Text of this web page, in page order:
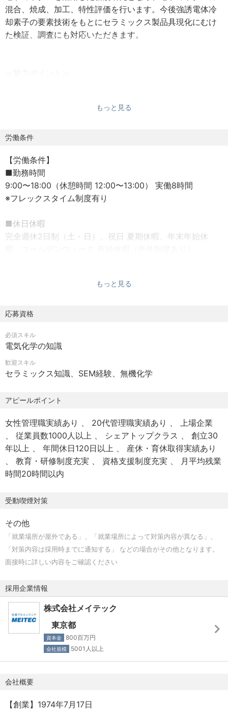
混合、焼成、加工、特性評価を行います。今後強誘電体冷
却素子の要素技術をもとにセラミックス製品具現化にむけ
た検証、調査にも対応いただきます。
て頂きます。
業務。詳細は就業条件明示書に記載。
もっと見る
労働条件
【労働条件】
■勤務時間
9:00〜18:00（休憩時間 12:00〜13:00） 実働8時間
※フレックスタイム制度有り
■休日休暇
完全週休2日制（土・日）、祝日 夏期休暇、年末年始休
■残業
【福利厚生】
■住宅
社宅制度（家族社宅・単身社宅・独身社宅※費用は月2万
住宅利子補給制度
■加入保険
社会保険完備（健康保険組合、厚⽣年⾦保険、雇⽤保険、
労災保険、介護保険）
■労働組合
通勤手当
超過勤務手当（全額支給）※サービス残業なし
地域⼿当（扶養者の有無や地域により⽉1万3300円〜4万
2900円）
単身赴任手当（有配偶者月8万円、無配偶者月4万円）
帰省⼿当（単⾝赴任先から⾃宅まで⽉2回分の往復交通費）
転勤⼀時⾦
■健康保険組合
社員持株制度（奨励金5％付加）、財形貯蓄奨励金制度（奨
もっと見る
応募資格
必須スキル
電気化学の知識
歓迎スキル
セラミックス知識、SEM経験、無機化学
アピールポイント
女性管理職実績あり 20代管理職実績あり
上場企業
従業員数1000人以上
シェアトップクラス
創立30
年以上
年間休日120日以上
産休・育休取得実績あり
教育・研修制度充実
資格支援制度充実
月平均残業
時間20時間以内
受動喫煙対策
その他
「就業場所が屋外である」、「就業場所によって対策内容が異なる」、
「対策内容は採用時までに通知する」 などの場合がその他となります。
面接時に詳しい内容をご確認ください
採用企業情報
株式会社メイテック
東京都
資本金 800百万円
会社規模 5001人以上
会社概要
【創業】1974年7月17日